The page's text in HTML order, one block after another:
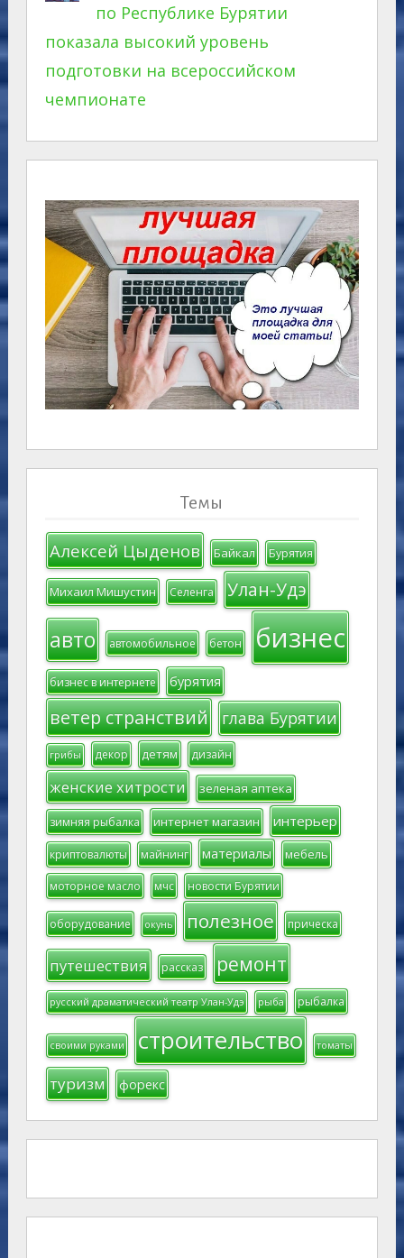
по Республике Бурятии
показала высокий уровень
подготовки на всероссийском
чемпионате
Темы
Алексей Цыденов Байкал Бурятия
Михаил Мишустин Селенга Улан-Удэ
авто автомобильное бетон бизнес
бизнес в интернете бурятия
ветер странствий глава Бурятии
грибы декор детям дизайн
женские хитрости зеленая аптека
зимняя рыбалка интернет магазин интерьер
криптовалюты майнинг материалы мебель
моторное масло мчс новости Бурятии
оборудование окунь полезное прическа
путешествия рассказ ремонт
русский драматический театр Улан-Удэ рыба рыбалка
своими руками строительство томаты
туризм форекс